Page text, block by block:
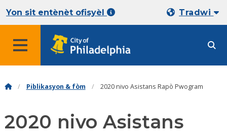
Yon sit entènèt ofisyèl Tradwi
Piblikasyon & fòm 2020 nivo Asistans Rapò Pwogram
2020 nivo Asistans